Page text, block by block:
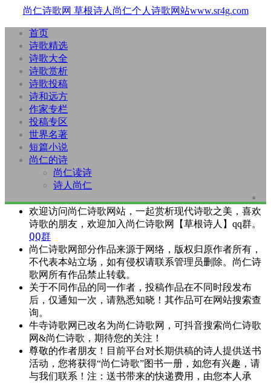
尚仁诗歌网 草根诗人尚仁个人诗歌网站www.sr4g.com
首页
诗歌精选
诗歌大全
诗歌赏析
诗歌投稿
诗和远方
作家专栏
投稿专区
世界名著
短篇小说
尚仁的诗
尚仁读诗
诗人尚仁
欢迎访问尚仁诗歌网站，一起赏析现代诗歌之美，喜欢
诗歌的朋友，欢迎加入尚仁诗歌网【草根诗人】qq群。
QQ群
尚仁诗歌网部分作品来源于网络，版权归原作者所有，
不代表本站立场，如有侵权请联系管理员删除。尚仁诗
歌网所有作品禁止转载。
关于不同作品的同一作者，投稿作品在不同时段发布
后，仅通知一次，请熟悉知晓！其作品可在网站搜索查
询。
牛寺诗歌网已改名为尚仁诗歌网，可抖音搜索尚仁诗歌
网&尚仁诗歌，期待您的关注！
尊敬的作者朋友！目前平台对长期供稿的诗人提供送书
活动，您将获得“尚仁诗歌”图书一册，如您有兴趣，请
与我们联系！注：送书带来的快递费用，由您本人承